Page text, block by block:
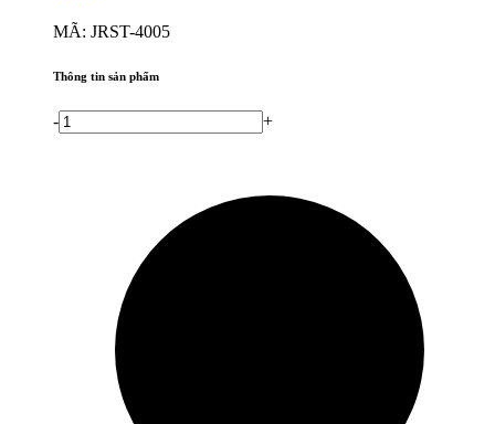
MÃ: JRST-4005
Thông tin sản phẩm
- +